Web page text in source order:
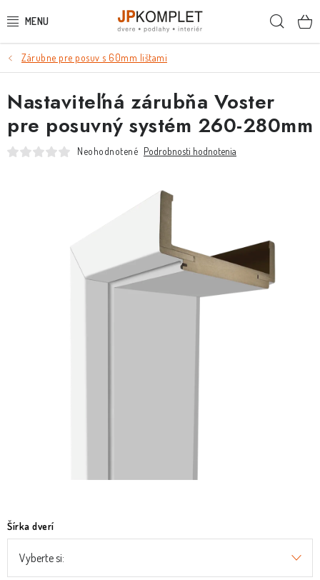
na
PODLAHY
DVERE A ZÁRUBNE
DVERE
KĽUČKY A ZÁMKY
OBKLADY A DLAŽBY
Zárubne pre posuv s 60mm lištami
Šírka dverí
Nastaviteľná zárubňa Voster
pre posuvný systém 260-280mm
Neohodnotené Podrobnosti hodnotenia